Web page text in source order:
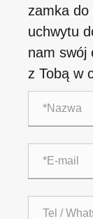
zamka do
uchwytu
nam swój
z Tobą w